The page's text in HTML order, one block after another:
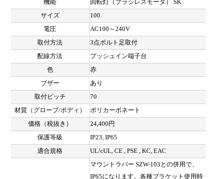
機能
回転灯（ブラシレスモータ） SK
サイズ
100
電圧
AC100～240V
取付方法
3点ボルト足取付
配線方法
プッシュイン端子台
色
赤
ブザー
あり
取付ピッチ
70
材質（グローブ/ボディ）
ポリカーボネート
価格（税抜き）
24,400円
保護等級
IP23, IP65
適合規格
UL/cUL, CE , PSE , KC, EAC
マウントラバー SZW-103との併用で、
IP65になります。各種ブラケット使用時